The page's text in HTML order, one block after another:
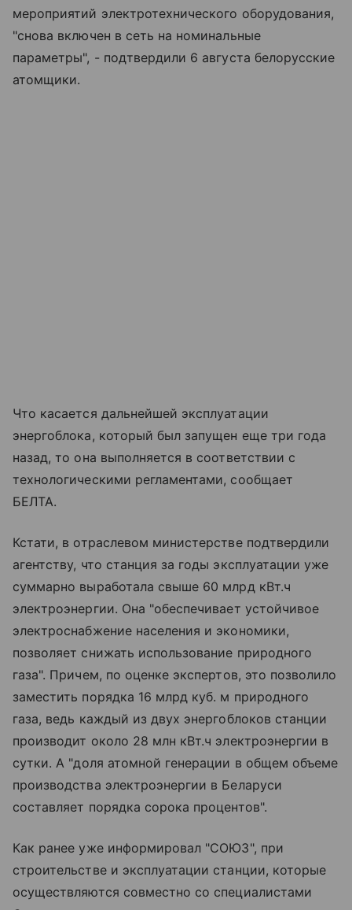
мероприятий электротехнического оборудования,
"снова включен в сеть на номинальные
параметры", - подтвердили 6 августа белорусские
атомщики.
Что касается дальнейшей эксплуатации
энергоблока, который был запущен еще три года
назад, то она выполняется в соответствии с
технологическими регламентами, сообщает
БЕЛТА.
Кстати, в отраслевом министерстве подтвердили
агентству, что станция за годы эксплуатации уже
суммарно выработала свыше 60 млрд кВт.ч
электроэнергии. Она "обеспечивает устойчивое
электроснабжение населения и экономики,
позволяет снижать использование природного
газа". Причем, по оценке экспертов, это позволило
заместить порядка 16 млрд куб. м природного
газа, ведь каждый из двух энергоблоков станции
производит около 28 млн кВт.ч электроэнергии в
сутки. А "доля атомной генерации в общем объеме
производства электроэнергии в Беларуси
составляет порядка сорока процентов".
Как ранее уже информировал "СОЮЗ", при
строительстве и эксплуатации станции, которые
осуществляются совместно со специалистами